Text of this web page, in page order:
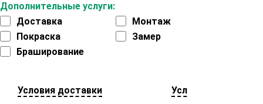
Дополнительные услуги:
Доставка
Монтаж
Покраска
Замер
Браширование
Условия доставки Условия оплаты